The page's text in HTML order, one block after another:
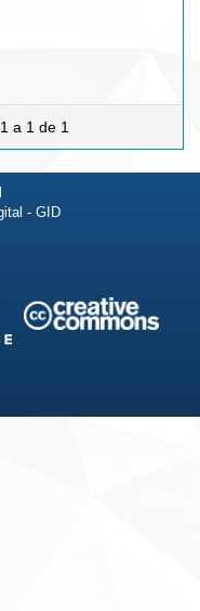
a 1 de 1
- GID